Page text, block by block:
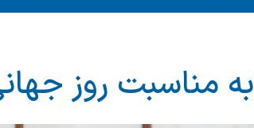
به مناسبت روز